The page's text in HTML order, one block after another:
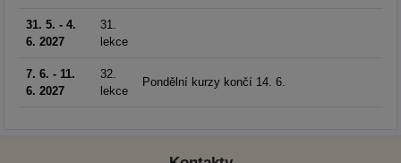
31. 5. - 4.
6. 2027
31.
lekce
7. 6. - 11.
6. 2027
32.
lekce
Pondělní kurzy končí 14. 6.